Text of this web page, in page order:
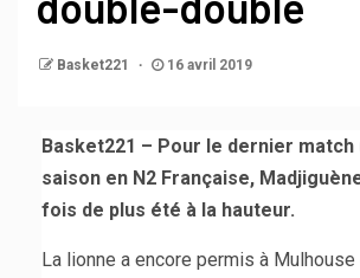
Basket221 16 avril 2019
Basket221 – Pour le dernier match
saison en N2 Française,
fois de plus été à la hauteur.
La lionne a encore permis à Mulhouse